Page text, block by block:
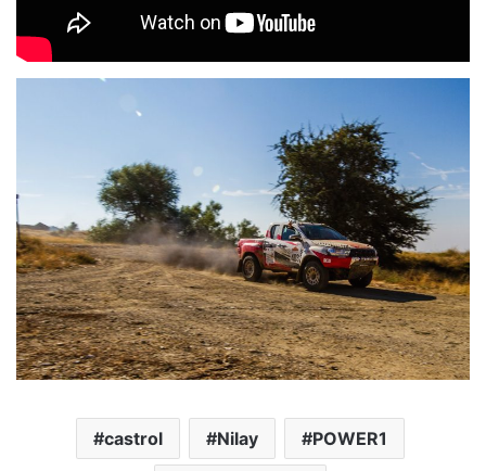
castrol Nilay POWER1